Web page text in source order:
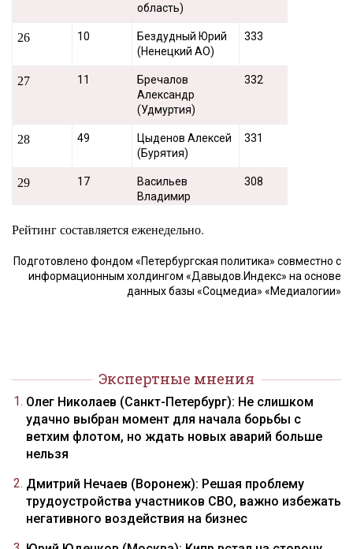
область)
26 10
Бездудный Юрий
(Ненецкий АО)
333
27 11
Бречалов
Александр
(Удмуртия)
332
28 49
Цыденов Алексей
(Бурятия)
331
29 17
Васильев
Владимир
308
Шапша
Владислав
(Калужская
область)
33 37
Хабиров Радий
(Башкортостан)
262
34 23
Лимаренко
область)
242
35 65
Кувшинников
234
Рейтинг составляется еженедельно.
Подготовлено фондом «Петербургская политика» совместно с
информационным холдингом «Давыдов.Индекс» на основе
данных базы «Соцмедиа» «Медиалогии»
Экспертные мнения
Олег Николаев (Санкт-Петербург): Не слишком
удачно выбран момент для начала борьбы с
ветхим флотом, но ждать новых аварий больше
нельзя
Дмитрий Нечаев (Воронеж): Решая проблему
трудоустройства участников СВО, важно избежать
негативного воздействия на бизнес